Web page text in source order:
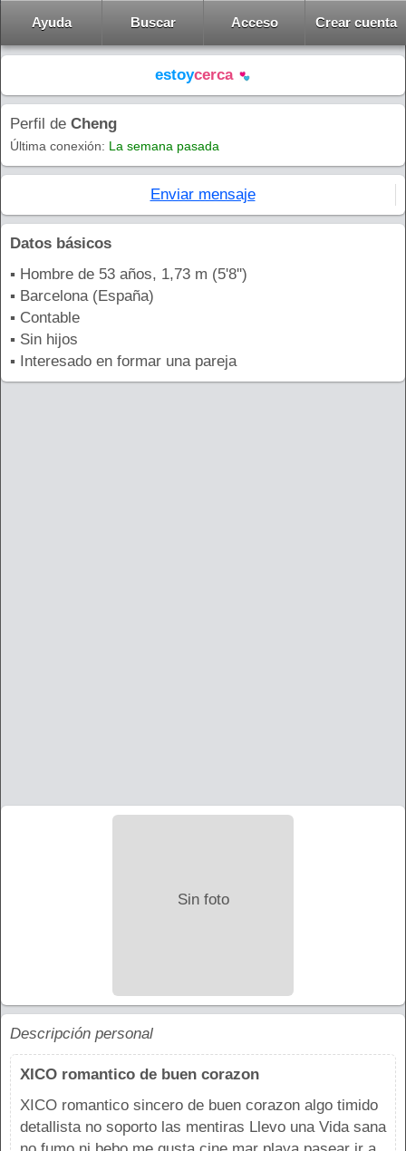
Ayuda Buscar Acceso Crear cuenta
estoycerca
Perfil de Cheng
Última conexión: La semana pasada
Enviar mensaje
Datos básicos
▪ Hombre de 53 años, 1,73 m (5'8'')
▪ Barcelona (España)
▪ Contable
▪ Sin hijos
▪ Interesado en formar una pareja
Sin foto
Descripción personal
XICO romantico de buen corazon
XICO romantico sincero de buen corazon algo timido
detallista no soporto las mentiras Llevo una Vida sana